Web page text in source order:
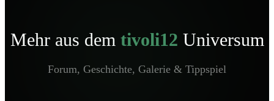
Mehr aus dem tivoli12 Universum
Forum, Geschichte, Galerie & Tippspiel